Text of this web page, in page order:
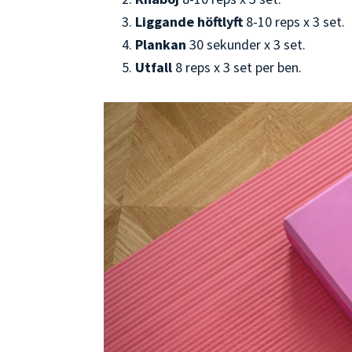
Liggande höftlyft 8-10 reps x 3 set.
Plankan 30 sekunder x 3 set.
Utfall 8 reps x 3 set per ben.